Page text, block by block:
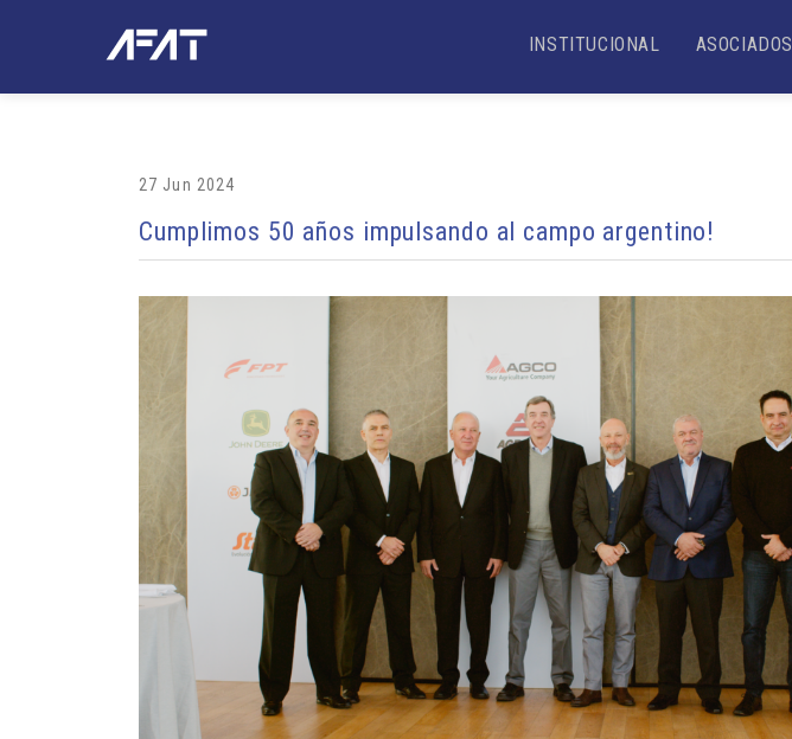
INSTITUCIONAL ASOCIADOS
27 Jun 2024
Cumplimos 50 años impulsando al campo argentino!